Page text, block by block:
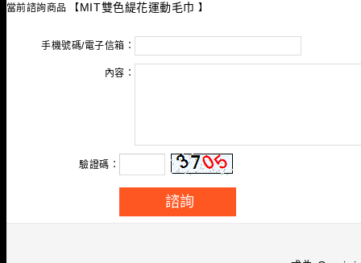
當前諮詢商品 【MIT雙色緹花運動毛巾 】
手機號碼/電子信箱：
內容：
驗證碼：